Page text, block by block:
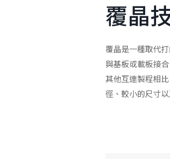
覆晶
覆晶是一種取代
與基板或載板接
其他互連製程相
徑、較小的尺寸